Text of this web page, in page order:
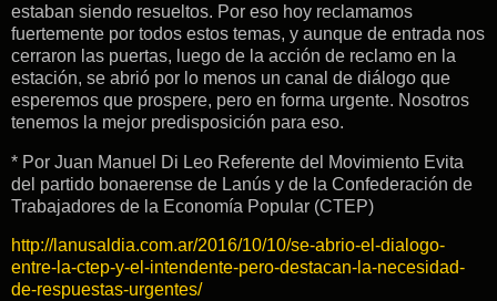
estaban siendo resueltos. Por eso hoy reclamamos
fuertemente por todos estos temas, y aunque de entrada nos
cerraron las puertas, luego de la acción de reclamo en la
estación, se abrió por lo menos un canal de diálogo que
esperemos que prospere, pero en forma urgente. Nosotros
tenemos la mejor predisposición para eso.
* Por Juan Manuel Di Leo Referente del Movimiento Evita
del partido bonaerense de Lanús y de la Confederación de
Trabajadores de la Economía Popular (CTEP)
http://lanusaldia.com.ar/2016/10/10/se-abrio-el-dialogo-
entre-la-ctep-y-el-intendente-pero-destacan-la-necesidad-
de-respuestas-urgentes/